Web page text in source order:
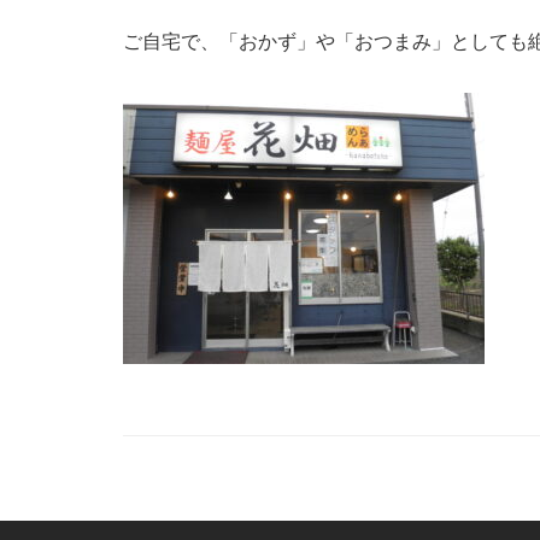
ご自宅で、「おかず」や「おつまみ」としても